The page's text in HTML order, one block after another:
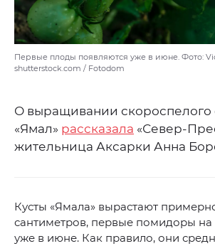
Первые плоды появляются уже в июне. Фото:
shutterstock.com / Fotodom
О выращивании скороспелого
«Ямал» рассказала «Север-
жительница Аксарки Анна
Кусты «Ямала» вырастают
сантиметров, первые помидоры на
уже в июне. Как правило, они